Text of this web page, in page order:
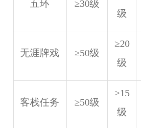
五环 ≥30级
级
无涯牌戏 ≥50级
≥20
级
客栈任务 ≥50级
≥15
级